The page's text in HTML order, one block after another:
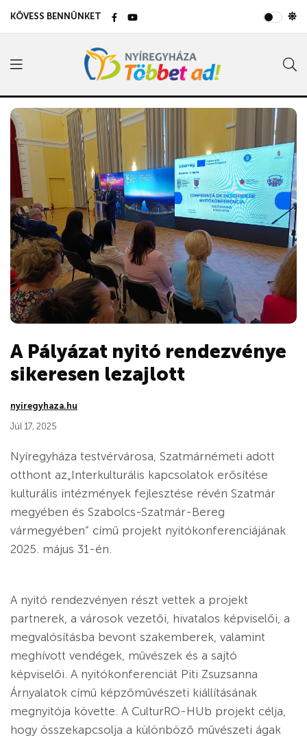
KÖVESS BENNÜNKET
A Pályázat nyitó rendezvénye
sikeresen lezajlott
nyiregyhaza.hu
Júl 17, 2025
Nyíregyháza testvérvárosa, Szatmárnémeti adott
otthont az„Interkulturális kapcsolatok erősítése
kulturális intézmények fejlesztése révén Szatmár
megyében és Szabolcs-Szatmár-Bereg
vármegyében” című projekt nyitókonferenciájának
2025. május 31-én.
A nyitó rendezvényen részt vettek a projekt
partnerek, a városok vezetői, hivatalos képviselői, a
megvalósításba bevont szakemberek, valamint
meghívott vendégek, művészek és a sajtó
képviselői. A nyitókonferenciát Piti Zsuzsanna
Árnyalatok című képzőművészeti kiállításának
megnyitója követte. A CulturRO-HUb projekt célja,
hogy összekapcsolja a különböző művészeti ágak